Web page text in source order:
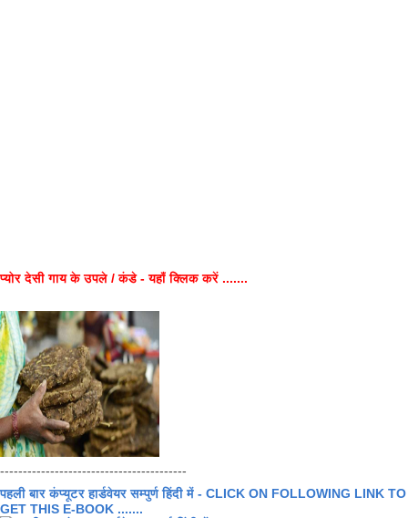
प्योर देसी गाय के उपले / कंडे - यहाँ क्लिक करें .......
-----------------------------------------
पहली बार कंप्यूटर हार्डवेयर सम्पुर्ण हिंदी में - CLICK ON FOLLOWING LINK TO
GET THIS E-BOOK .......